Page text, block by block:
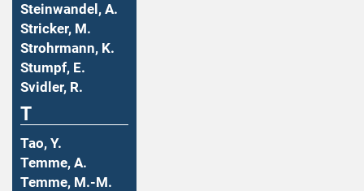
Steinwandel, A.
Stricker, M.
Strohrmann, K.
Stumpf, E.
Svidler, R.
T
Tao, Y.
Temme, A.
Temme, M.-M.